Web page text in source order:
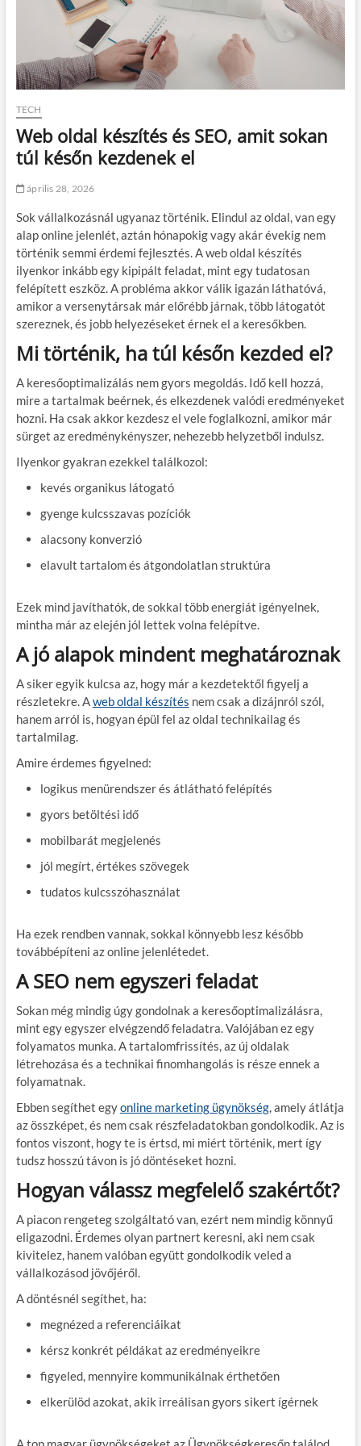
TECH
Web oldal készítés és SEO, amit sokan
túl későn kezdenek el
április 28, 2026
Sok vállalkozásnál ugyanaz történik. Elindul az oldal, van egy
alap online jelenlét, aztán hónapokig vagy akár évekig nem
történik semmi érdemi fejlesztés. A web oldal készítés
ilyenkor inkább egy kipipált feladat, mint egy tudatosan
felépített eszköz. A probléma akkor válik igazán láthatóvá,
amikor a versenytársak már előrébb járnak, több látogatót
szereznek, és jobb helyezéseket érnek el a keresőkben.
Mi történik, ha túl későn kezded el?
A keresőoptimalizálás nem gyors megoldás. Idő kell hozzá,
mire a tartalmak beérnek, és elkezdenek valódi eredményeket
hozni. Ha csak akkor kezdesz el vele foglalkozni, amikor már
sürget az eredménykényszer, nehezebb helyzetből indulsz.
Ilyenkor gyakran ezekkel találkozol:
kevés organikus látogató
gyenge kulcsszavas pozíciók
alacsony konverzió
elavult tartalom és átgondolatlan struktúra
Ezek mind javíthatók, de sokkal több energiát igényelnek,
mintha már az elején jól lettek volna felépítve.
A jó alapok mindent meghatároznak
A siker egyik kulcsa az, hogy már a kezdetektől figyelj a
részletekre. Aweb oldal készítés nem csak a dizájnról szól,
hanem arról is, hogyan épül fel az oldal technikailag és
tartalmilag.
Amire érdemes figyelned:
logikus menürendszer és átlátható felépítés
gyors betöltési idő
mobilbarát megjelenés
jól megírt, értékes szövegek
tudatos kulcsszóhasználat
Ha ezek rendben vannak, sokkal könnyebb lesz később
továbbépíteni az online jelenlétedet.
A SEO nem egyszeri feladat
Sokan még mindig úgy gondolnak a keresőoptimalizálásra,
mint egy egyszer elvégzendő feladatra. Valójában ez egy
folyamatos munka. A tartalomfrissítés, az új oldalak
létrehozása és a technikai finomhangolás is része ennek a
folyamatnak.
Ebben segíthet egyonline marketing ügynökség, amely átlátja
az összképet, és nem csak részfeladatokban gondolkodik. Az is
fontos viszont, hogy te is értsd, mi miért történik, mert így
tudsz hosszú távon is jó döntéseket hozni.
Hogyan válassz megfelelő szakértőt?
A piacon rengeteg szolgáltató van, ezért nem mindig könnyű
eligazodni. Érdemes olyan partnert keresni, aki nem csak
kivitelez, hanem valóban együtt gondolkodik veled a
vállalkozásod jövőjéről.
A döntésnél segíthet, ha:
megnézed a referenciáikat
kérsz konkrét példákat az eredményeikre
figyeled, mennyire kommunikálnak érthetően
elkerülöd azokat, akik irreálisan gyors sikert ígérnek